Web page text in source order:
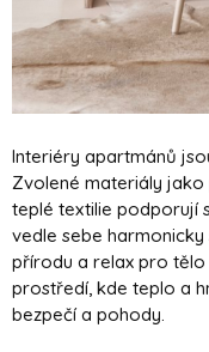
Interiéry apartmánů
Zvolené materiály jako
teplé textilie podporují
vedle sebe
přírodu a relax pro tělo
prostředí, kde teplo a
bezpečí a pohody.